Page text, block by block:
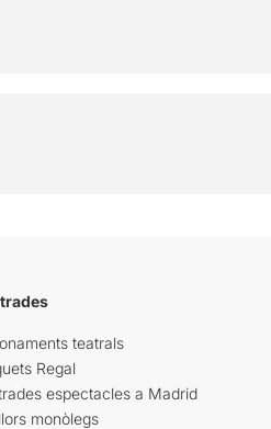
teatrals
Regal
espectacles a Madrid
monòlegs